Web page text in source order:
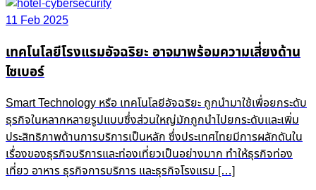
11 Feb 2025
เทคโนโลยีโรงแรมอัจฉริยะ อาจมาพร้อมความเสี่ยงด้าน
ไซเบอร์
Smart Technology หรือ เทคโนโลยีอัจฉริยะ ถูกนำมาใช้เพื่อยกระดับ
ธุรกิจในหลากหลายรูปแบบซึ่งส่วนใหญ่มักถูกนำไปยกระดับและเพิ่ม
ประสิทธิภาพด้านการบริการเป็นหลัก ซึ่งประเทศไทยมีการผลักดันใน
เรื่องของธุรกิจบริการและท่องเที่ยวเป็นอย่างมาก ทำให้ธุรกิจท่อง
เที่ยว อาหาร ธุรกิจการบริการ และธุรกิจโรงแรม […]